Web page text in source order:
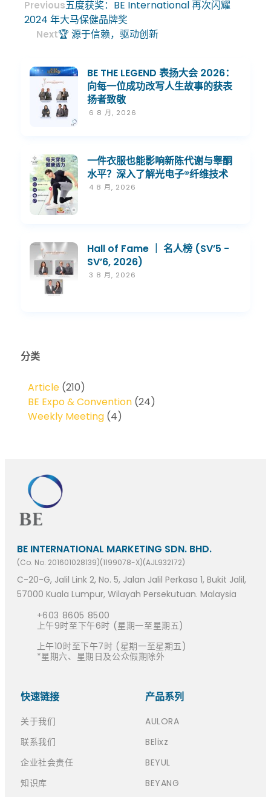
Previous五度获奖：BE International 再次闪耀
2024 年大马保健品牌奖
Next🏆 源于信赖，驱动创新
BE THE LEGEND 表扬大会 2026：
向每一位成功改写人生故事的获表
扬者致敬
6 8 月, 2026
一件衣服也能影响新陈代谢与睾酮
水平？深入了解光电子®纤维技术
4 8 月, 2026
Hall of Fame ｜ 名人榜 (SV’5 -
SV’6, 2026)
3 8 月, 2026
分类
Article (210)
BE Expo & Convention (24)
Weekly Meeting (4)
BE INTERNATIONAL MARKETING SDN. BHD.
(Co. No. 201601028139)(1199078-X)(AJL932172)
C-20-G, Jalil Link 2, No. 5, Jalan Jalil Perkasa 1, Bukit Jalil,
57000 Kuala Lumpur, Wilayah Persekutuan. Malaysia
+603 8605 8500
上午9时至下午6时 (星期一至星期五)
上午10时至下午7时 (星期一至星期五)
*星期六、星期日及公众假期除外
快速链接​
关于我们
联系我们
企业社会责任
知识库
产品系列
AULORA
BElixz
BEYUL
BEYANG